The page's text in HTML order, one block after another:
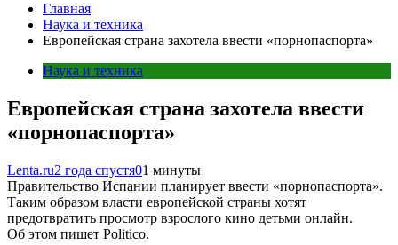
Главная
Наука и техника
Европейская страна захотела ввести «порнопаспорта»
Наука и техника
Европейская страна захотела ввести
«порнопаспорта»
Lenta.ru2 года спустя01 минуты
Правительство Испании планирует ввести «порнопаспорта».
Таким образом власти европейской страны хотят
предотвратить просмотр взрослого кино детьми онлайн.
Об этом пишет Politico.